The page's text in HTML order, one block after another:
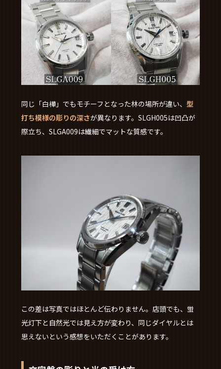
同じ「白樺」でもモチーフとなった林の場所が違い、 型
打ち模様の彫りの深さが異なります。SLGH005は凹凸が
際立ち、SLGA009は繊細でマットな質感です。
この差は写真ではほとんど伝わりません。店頭でも、蛍
光灯下と自然光では見え方が変わり、同じダイヤルとは
思えないという感想をいただくことがあります。